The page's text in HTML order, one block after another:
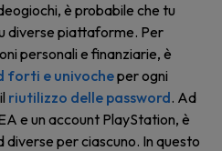
è probabile che tu
diverse piattaforme. Per
personali e finanziarie, è
forti e univocheper ogni
riutilizzo delle password. Ad
e un account PlayStation, è
diverse per ciascuno. In questo